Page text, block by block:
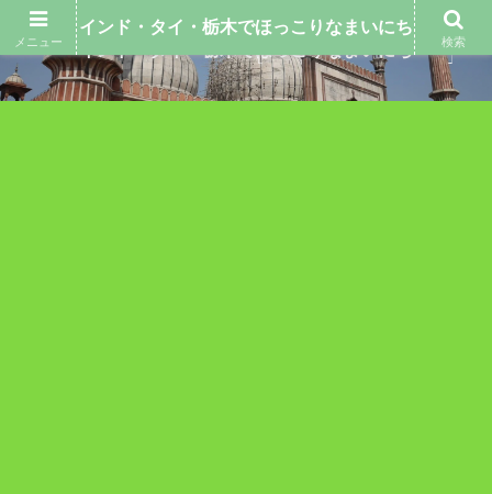
メニュー
インド・タイ・栃木でほっこりなまいにち
検索